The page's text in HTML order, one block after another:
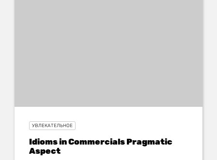
УВЛЕКАТЕЛЬНОЕ
Idioms in Commercials Pragmatic
Aspect